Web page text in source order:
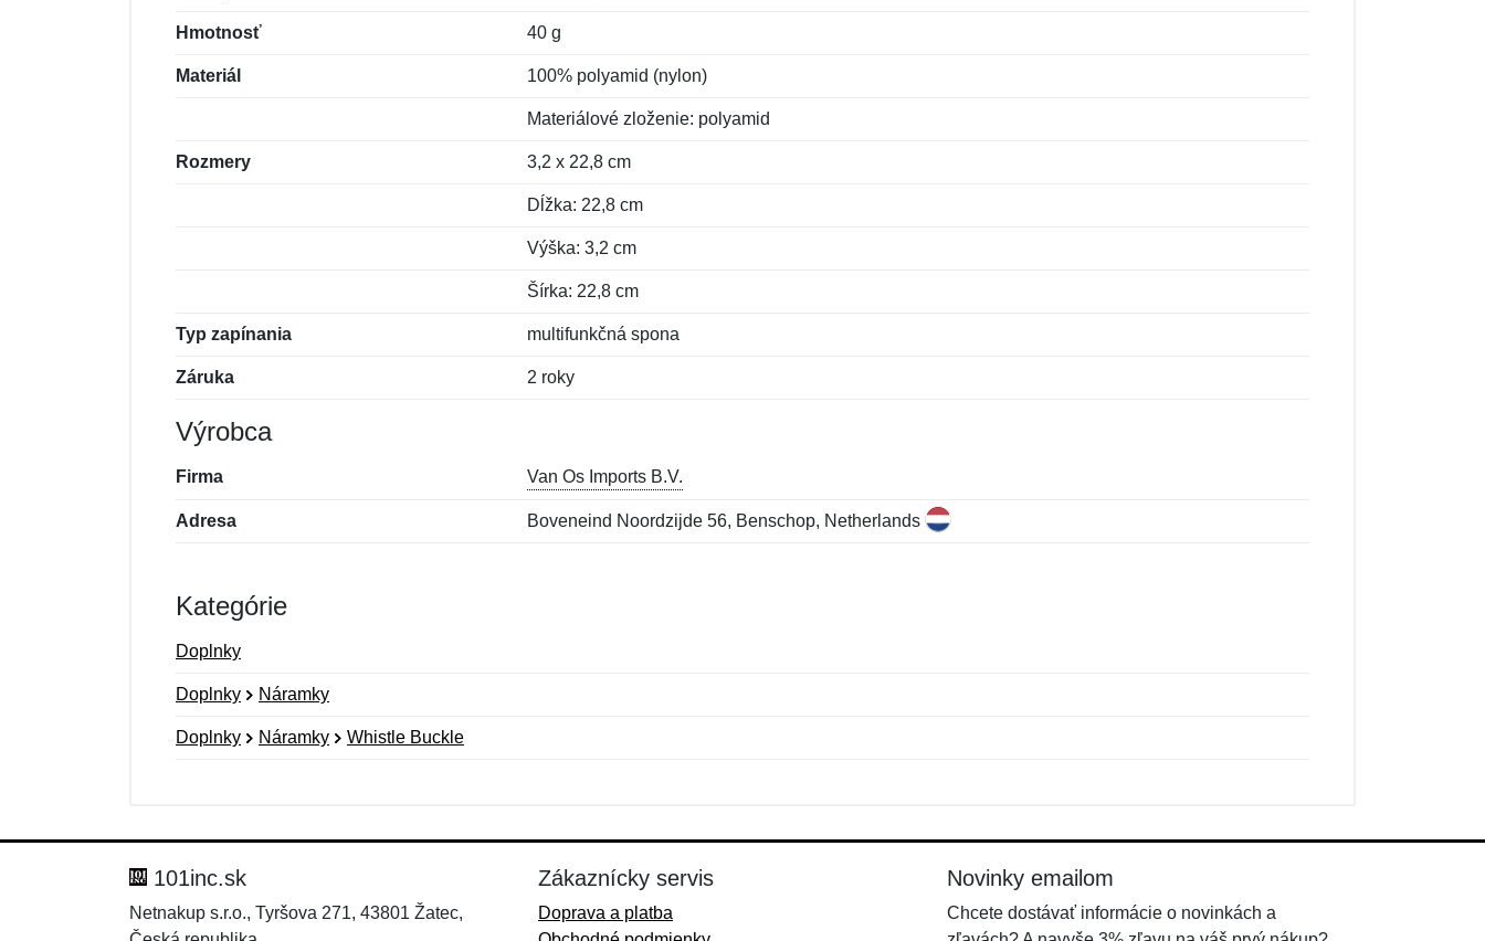
Hmotnosť 40 g
Materiál 100% polyamid (nylon)
Materiálové zloženie: polyamid
Rozmery 3,2 x 22,8 cm
Dĺžka: 22,8 cm
Výška: 3,2 cm
Šírka: 22,8 cm
Typ zapínania multifunkčná spona
Záruka 2 roky
Výrobca
Firma Van Os Imports B.V.
Adresa Boveneind Noordzijde 56, Benschop, Netherlands
Kategórie
Doplnky
Doplnky Náramky
Doplnky Náramky Whistle Buckle
101inc.sk
Netnakup s.r.o., Tyršova 271, 43801 Žatec,
Zákaznícky servis
Doprava a platba
Novinky emailom
Chcete dostávať informácie o novinkách a